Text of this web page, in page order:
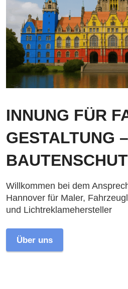
INNUNG FÜR
GESTALTUNG –
Willkommen bei dem
Hannover für Maler,
und Lichtreklamehersteller
Über uns